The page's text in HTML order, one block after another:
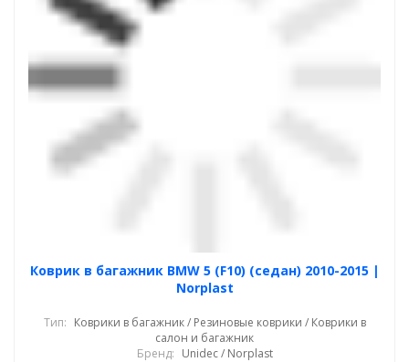
Коврик в багажник BMW 5 (F10) (седан) 2010-2015 |
Norplast
Тип: Коврики в багажник / Резиновые коврики / Коврики в
салон и багажник
Бренд: Unidec / Norplast